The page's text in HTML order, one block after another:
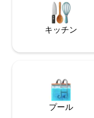
キッチン
プール